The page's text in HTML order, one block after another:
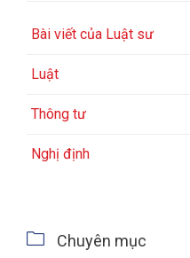
Bài viết của Luật sư
Luật
Thông tư
Nghị định
 Chuyên mục